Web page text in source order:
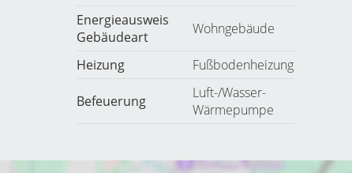
Energieausweis
Gebäudeart
Wohngebäude
Heizung Fußbodenheizung
Befeuerung
Luft-/Wasser-
Wärmepumpe